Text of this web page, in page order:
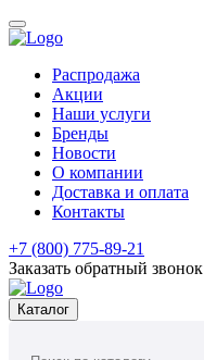
Распродажа
Акции
Наши услуги
Бренды
Новости
О компании
Доставка и оплата
Контакты
+7 (800) 775-89-21
Заказать обратный звонок
Каталог